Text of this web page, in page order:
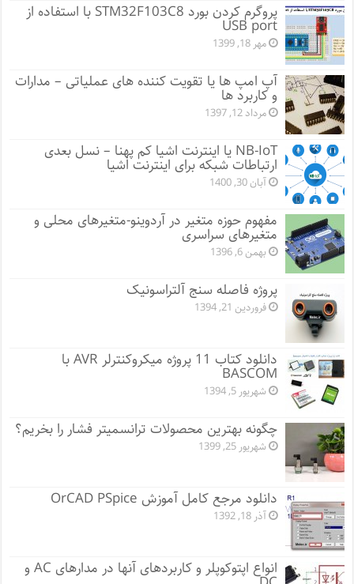
پروگرم کردن بورد STM32F103C8 با استفاده از
USB port
مهر 18, 1399
آپ امپ ها یا تقویت کننده های عملیاتی – مدارات
و کاربرد ها
مرداد 12, 1397
NB-IoT یا اینترنت اشیا کم پهنا – نسل بعدی
ارتباطات شبکه برای اینترنت اشیا
آبان 30, 1400
مفهوم حوزه متغیر در آردوینو-متغیرهای محلی و
متغیرهای سراسری
بهمن 6, 1396
پروژه فاصله سنج آلتراسونیک
فروردین 21, 1394
دانلود کتاب 11 پروژه میکروکنترلر AVR با
BASCOM
شهریور 5, 1394
چگونه بهترین محصولات ترانسمیتر فشار را بخریم؟
شهریور 25, 1399
دانلود مرجع کامل آموزش OrCAD PSpice
آذر 18, 1392
انواع اپتوکوپلر و کاربردهای آنها در مدارهای AC و